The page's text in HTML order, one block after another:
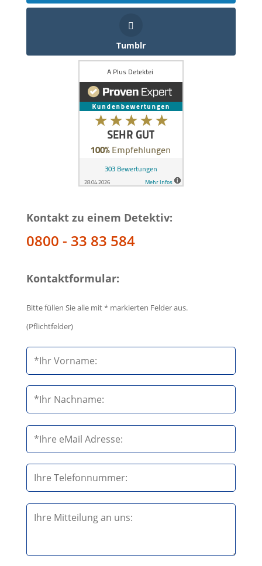
Tumblr
Kontakt zu einem Detektiv:
0800 - 33 83 584
Kontaktformular:
Bitte füllen Sie alle mit * markierten Felder aus.
(Pflichtfelder)
i
t
t
e
a
s
i
t
t
e
s